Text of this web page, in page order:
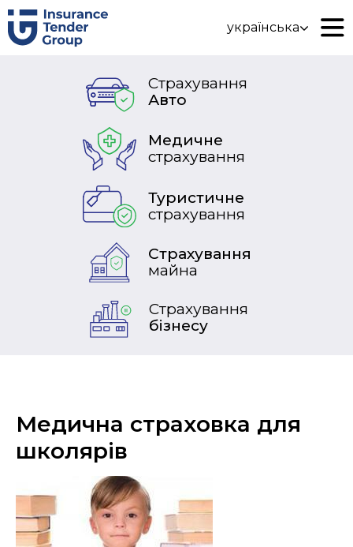
українська
Страхування
Авто
Туристичне
страхування
Страхування
бізнесу
Медичне
страхування
Страхування
майна
Медична страховка для
школярів